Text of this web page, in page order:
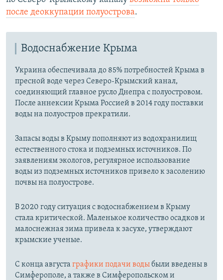
после деоккупации полуострова.
Водоснабжение Крыма
Украина обеспечивала до 85% потребностей Крыма в
пресной воде через Северо-Крымский канал,
соединяющий главное русло Днепра с полуостровом.
После аннексии Крыма Россией в 2014 году поставки
воды на полуостров прекратили.
Запасы воды в Крыму пополняют из водохранилищ
естественного стока и подземных источников. По
заявлениям экологов, регулярное использование
воды из подземных источников привело к засолению
почвы на полуострове.
В 2020 году ситуация с водоснабжением в Крыму
стала критической. Маленькое количество осадков и
малоснежная зима привела к засухе, утверждают
крымские ученые.
С конца августа графики подачи водыбыли введены в
Симферополе, а также в Симферопольском и